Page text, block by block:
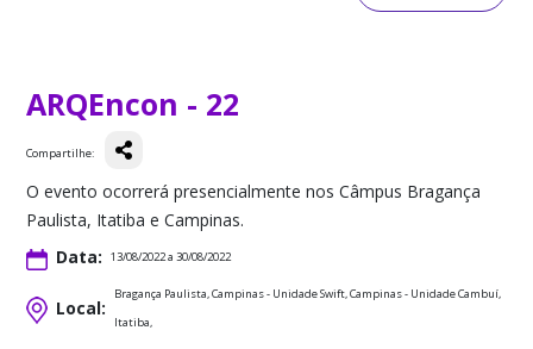
ARQEncon - 22
Compartilhe:
O evento ocorrerá presencialmente nos Câmpus Bragança
Paulista, Itatiba e Campinas.
Data:
13/08/2022 a 30/08/2022
Local:
Bragança Paulista, Campinas - Unidade Swift, Campinas - Unidade Cambuí,
Itatiba,